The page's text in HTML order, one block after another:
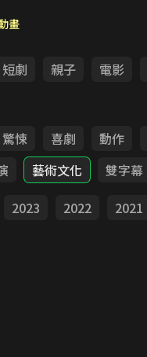
畫
短劇 親子 電影
驚悚 喜劇 動作
藝術文化 雙字幕
2023 2022 2021